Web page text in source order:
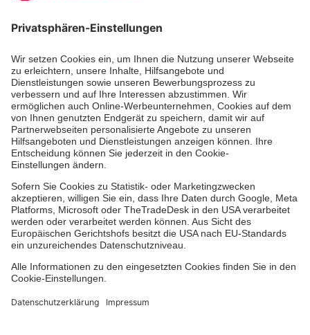
Spendenkonto
3011 Bern
PC 30-37095-1
BIC POFICHBEXXX
IBAN CH58 0900 0000 3003 7095 1
Spenden zugunsten der Schweizerischen Kommende
sind steuerlich abzugsberechtigt.
Spenden und Legate